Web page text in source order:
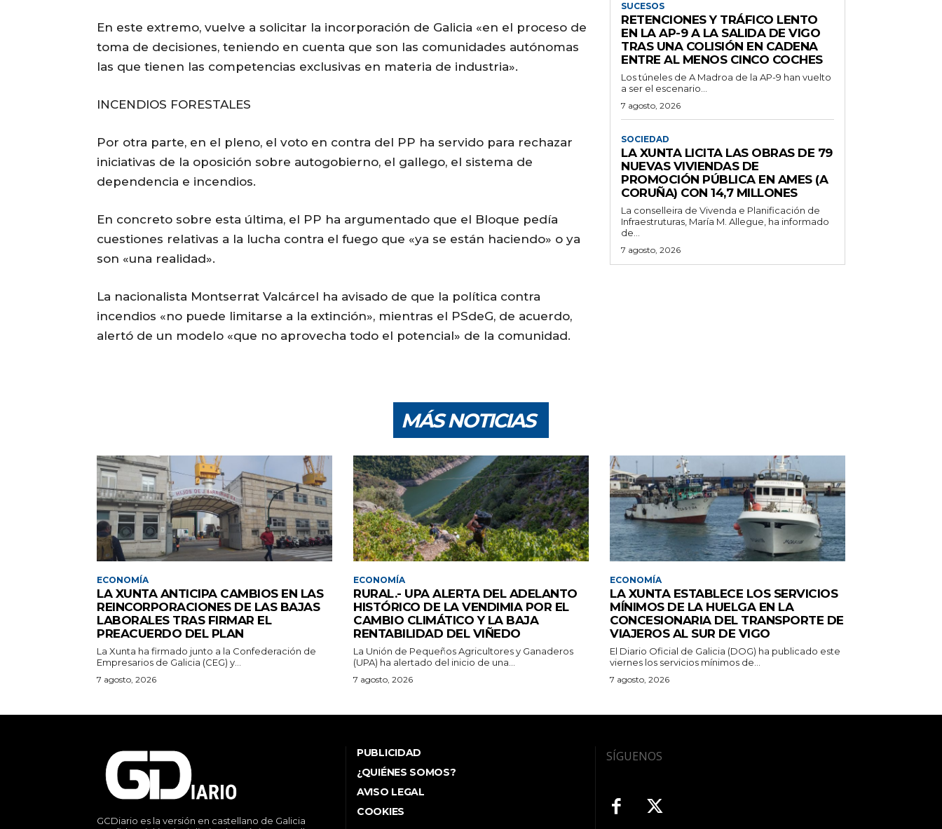
En este extremo, vuelve a solicitar la incorporación de Galicia «en el proceso de
toma de decisiones, teniendo en cuenta que son las comunidades autónomas
las que tienen las competencias exclusivas en materia de industria».
INCENDIOS FORESTALES
Por otra parte, en el pleno, el voto en contra del PP ha servido para rechazar
iniciativas de la oposición sobre autogobierno, el gallego, el sistema de
dependencia e incendios.
En concreto sobre esta última, el PP ha argumentado que el Bloque pedía
cuestiones relativas a la lucha contra el fuego que «ya se están haciendo» o ya
son «una realidad».
La nacionalista Montserrat Valcárcel ha avisado de que la política contra
incendios «no puede limitarse a la extinción», mientras el PSdeG, de acuerdo,
alertó de un modelo «que no aprovecha todo el potencial» de la comunidad.
SUCESOS
RETENCIONES Y TRÁFICO LENTO
EN LA AP-9 A LA SALIDA DE VIGO
TRAS UNA COLISIÓN EN CADENA
ENTRE AL MENOS CINCO COCHES
Los túneles de A Madroa de la AP-9 han vuelto
a ser el escenario...
7 agosto, 2026
SOCIEDAD
LA XUNTA LICITA LAS OBRAS DE 79
NUEVAS VIVIENDAS DE
PROMOCIÓN PÚBLICA EN AMES (A
CORUÑA) CON 14,7 MILLONES
La conselleira de Vivenda e Planificación de
Infraestruturas, María M. Allegue, ha informado
de...
7 agosto, 2026
MÁS NOTICIAS
ECONOMÍA
LA XUNTA ANTICIPA CAMBIOS EN LAS
REINCORPORACIONES DE LAS BAJAS
LABORALES TRAS FIRMAR EL
PREACUERDO DEL PLAN
La Xunta ha firmado junto a la Confederación de
Empresarios de Galicia (CEG) y...
7 agosto, 2026
ECONOMÍA
RURAL.- UPA ALERTA DEL ADELANTO
HISTÓRICO DE LA VENDIMIA POR EL
CAMBIO CLIMÁTICO Y LA BAJA
RENTABILIDAD DEL VIÑEDO
La Unión de Pequeños Agricultores y Ganaderos
(UPA) ha alertado del inicio de una...
7 agosto, 2026
ECONOMÍA
LA XUNTA ESTABLECE LOS SERVICIOS
MÍNIMOS DE LA HUELGA EN LA
CONCESIONARIA DEL TRANSPORTE DE
VIAJEROS AL SUR DE VIGO
El Diario Oficial de Galicia (DOG) ha publicado este
viernes los servicios mínimos de...
7 agosto, 2026
GCDiario es la versión en castellano de Galicia
PUBLICIDAD
¿QUIÉNES SOMOS?
AVISO LEGAL
COOKIES
SÍGUENOS